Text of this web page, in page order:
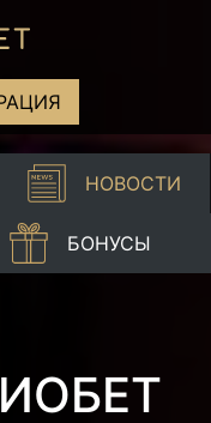
НОВОСТИ
БОНУСЫ